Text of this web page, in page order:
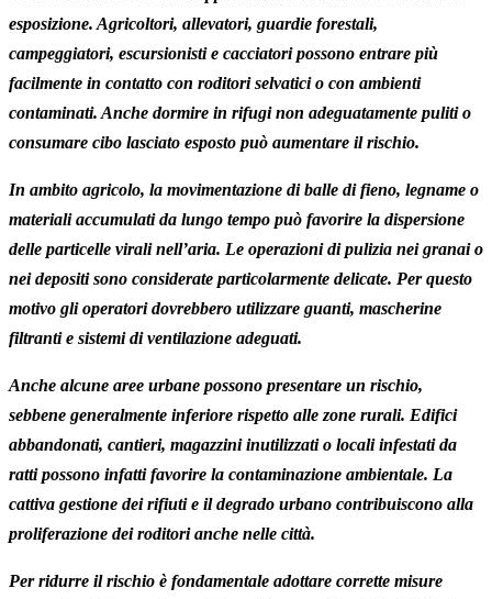
esposizione. Agricoltori, allevatori, guardie forestali,
campeggiatori, escursionisti e cacciatori possono entrare più
facilmente in contatto con roditori selvatici o con ambienti
contaminati. Anche dormire in rifugi non adeguatamente puliti o
consumare cibo lasciato esposto può aumentare il rischio.
In ambito agricolo, la movimentazione di balle di fieno, legname o
materiali accumulati da lungo tempo può favorire la dispersione
delle particelle virali nell’aria. Le operazioni di pulizia nei granai o
nei depositi sono considerate particolarmente delicate. Per questo
motivo gli operatori dovrebbero utilizzare guanti, mascherine
filtranti e sistemi di ventilazione adeguati.
Anche alcune aree urbane possono presentare un rischio,
sebbene generalmente inferiore rispetto alle zone rurali. Edifici
abbandonati, cantieri, magazzini inutilizzati o locali infestati da
ratti possono infatti favorire la contaminazione ambientale. La
cattiva gestione dei rifiuti e il degrado urbano contribuiscono alla
proliferazione dei roditori anche nelle città.
Per ridurre il rischio è fondamentale adottare corrette misure